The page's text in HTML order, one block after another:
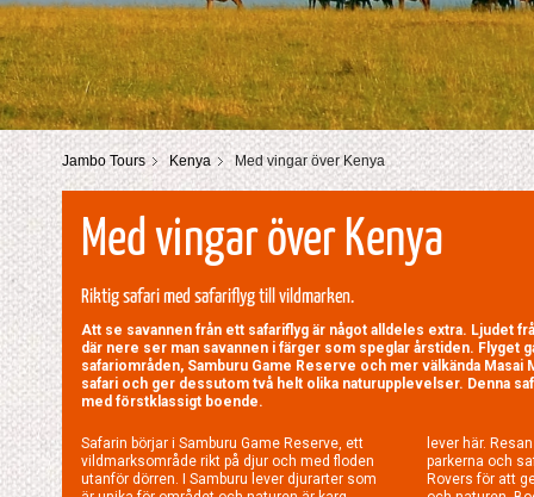
Jambo Tours Kenya Med vingar över Kenya
Med vingar över Kenya
Riktig safari med safariflyg till vildmarken.
Att se savannen från ett safariflyg är något alldeles extra. Ljudet
där nere ser man savannen i färger som speglar årstiden. Flyget
safariområden, Samburu Game Reserve och mer välkända Masai
safari och ger dessutom två helt olika naturupplevelser. Denna
med förstklassigt boende.
Safarin börjar i Samburu Game Reserve, ett
vildmarksområde rikt på djur och med floden
utanför dörren. I Samburu lever djurarter som
lever här. Resan går med safariflyg mellan
parkerna och safariturerna sker i halvöppna Land
Rovers för att ge en nära upplevelse till djuren